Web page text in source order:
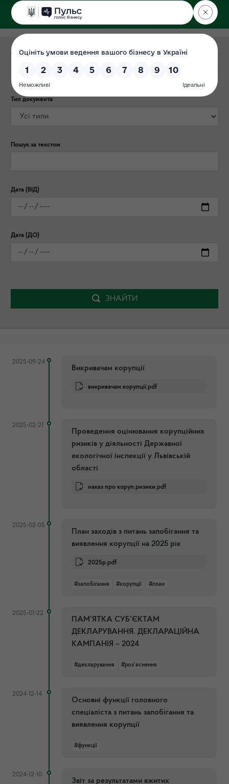
ДЕРЖЕКОІНСПЕКЦІЯ
у Львівській області
Категорія публікації
Тип документа
Пошук за текстом
Дата (ВІД)
Дата (ДО)
ЗНАЙТИ
2025-09-24
Викривачам корупції
викривачам корупції.pdf
2025-02-21
Проведення оцінювання корупційних
ризиків у діяльності Державної
екологічної інспекції у Львівській
області
наказ про коруп.ризики.pdf
2025-02-05
План заходів з питань запобігання та
виявлення корупції на 2025 рік
2025р.pdf
#запобігання #корупції #план
2025-01-22
ПАМ’ЯТКА СУБ’ЄКТАМ
ДЕКЛАРУВАННЯ. ДЕКЛАРАЦІЙНА
КАМПАНІЯ – 2024
#декларування #роз'яснення
2024-12-14
Основні функції головного
спеціаліста з питань запобігання та
виявлення корупції
#функції
2024-12-10
Звіт за результатами вжитих